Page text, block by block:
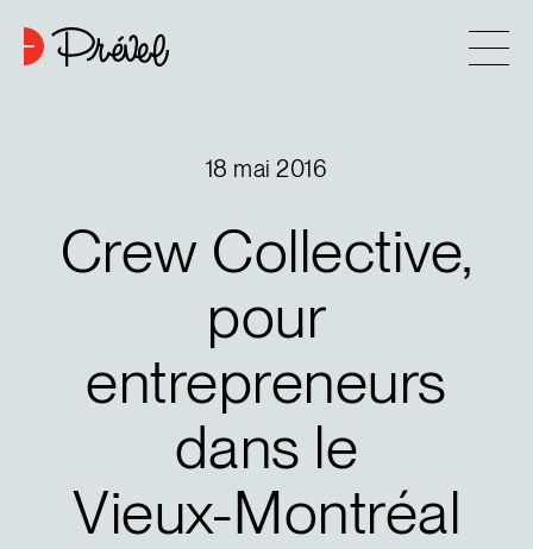
Projets 6
Contact
Astuces d’achat
Nouvelles
18 mai 2016
Crew Collective,
pour
entrepreneurs
dans le
Vieux-Montréal